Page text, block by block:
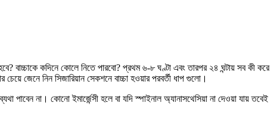
বাচ্চাকে কদিনে কোলে নিতে পারবো? প্রথম ৬-৮ ঘণ্টা এবং তারপর ২৪ ঘন্টায় সব কী করে
জেনে নিন সিজারিয়ান সেকশনে বাচ্চা হওয়ার পরবর্তী ধাপ গুলো।
না। কোনো ইমার্জেন্সী হলে বা যদি স্পাইনাল অ্যানাসথেসিয়া না দেওয়া যায় তবেই